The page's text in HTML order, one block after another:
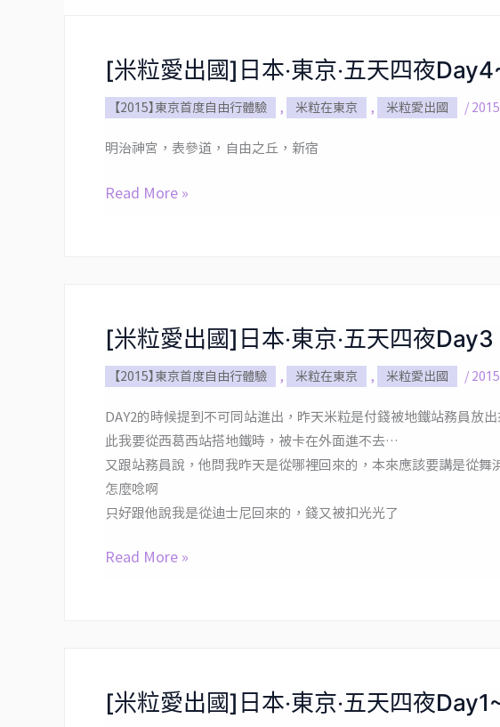
[米粒愛出國]日本‧東京‧五天四夜
【2015】東京首度自由行體驗 , 米粒在東京 , 米粒愛出國 /
明治神宮，表參道，自由之丘，新宿
[米
愛
出
日
四
夜
Day4~Day5
Read More »
[米粒愛出國]日本‧東京‧五天四夜Day3
【2015】東京首度自由行體驗 , 米粒在東京 , 米粒愛出國 /
DAY2的時候提到不可同站進出，昨天米粒是付錢被地鐵站務員放
此我要從西葛西站搭地鐵時，被卡在外面進不去…
又跟站務員說，他問我昨天是從哪裡回來的，本來應該要講是從
怎麼唸啊
只好跟他說我是從迪士尼回來的，錢又被扣光光了
[米
愛
出
國]
日
本‧
東
五
Read More »
[米粒愛出國]日本‧東京‧五天四夜
[米